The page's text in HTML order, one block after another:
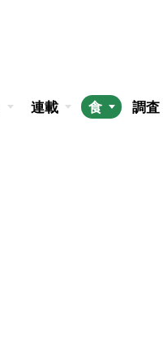
連載 食 調査